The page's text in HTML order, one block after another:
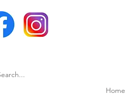
Home